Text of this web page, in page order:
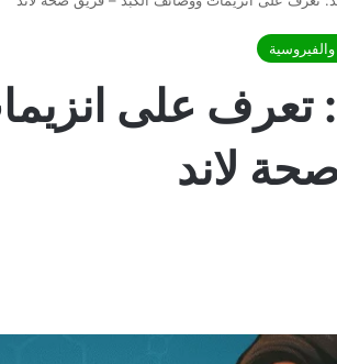
تعرف على
لاند